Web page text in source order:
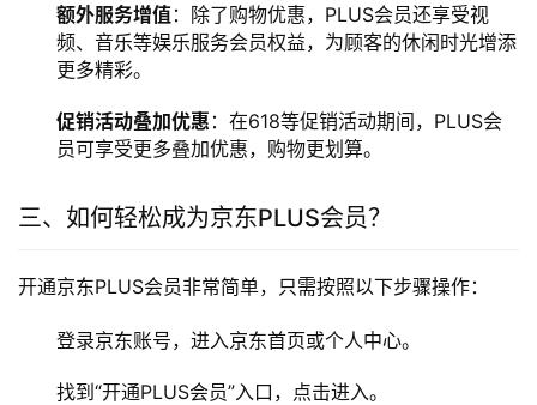
额外服务增值：除了购物优惠，PLUS会员还享受视
频、音乐等娱乐服务会员权益，为顾客的休闲时光增添
更多精彩。
促销活动叠加优惠 ：在618等促销活动期间，PLUS会
员可享受更多叠加优惠，购物更划算。
三、如何轻松成为京东PLUS会员？
开通京东PLUS会员非常简单，只需按照以下步骤操作：
登录京东账号，进入京东首页或个人中心。
找到“开通PLUS会员”入口，点击进入。